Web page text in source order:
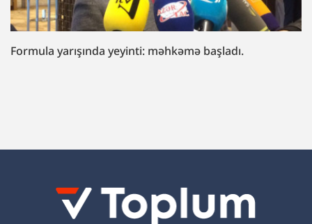
“Fazil Mustafaya sui-qəsd işi”ndə müttəhim: